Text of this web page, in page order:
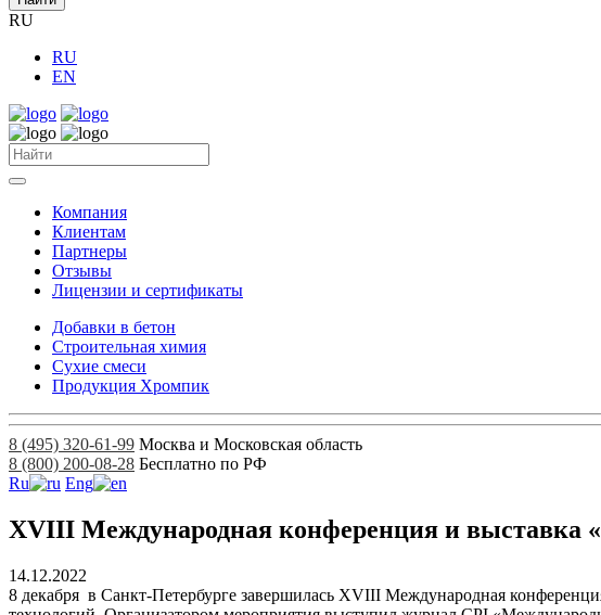
RU
RU
EN
Компания
Клиентам
Партнеры
Отзывы
Лицензии и сертификаты
Добавки в бетон
Строительная химия
Сухие смеси
Продукция Хромпик
8 (495) 320-61-99 Москва и Московская область
8 (800) 200-08-28 Бесплатно по РФ
Ru
Eng
XVIII Международная конференция и выставка
14.12.2022
8 декабря в Санкт-Петербурге завершилась XVIII Международная